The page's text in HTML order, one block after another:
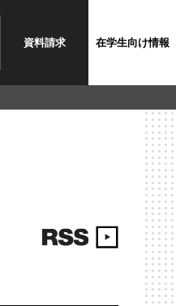
資料請求 在学生向け情報